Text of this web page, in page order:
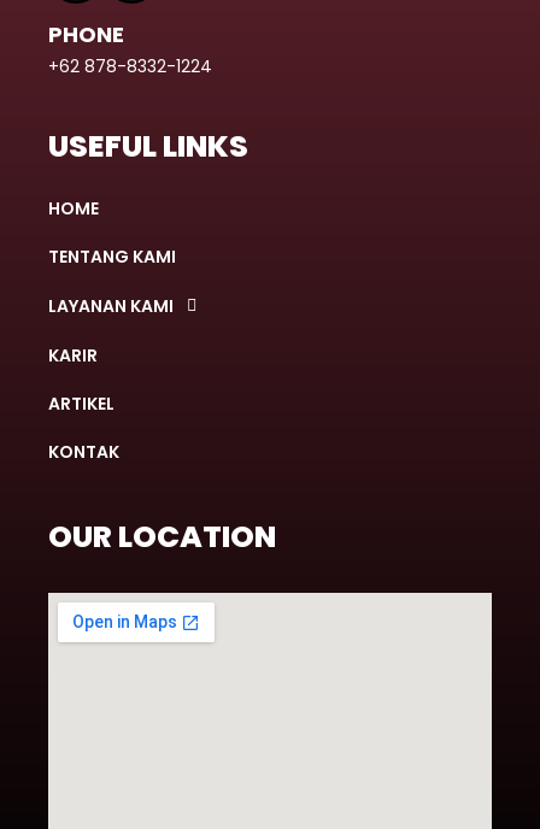
PHONE
+62 878-8332-1224
USEFUL LINKS
HOME
TENTANG KAMI
LAYANAN KAMI
KARIR
ARTIKEL
KONTAK
OUR LOCATION